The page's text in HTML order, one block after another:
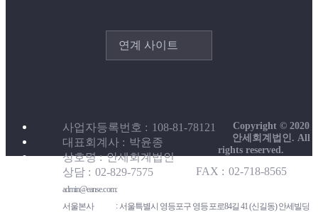
연계 사이트
사업자등록번호
108-81-78121
대표회계사
박윤종
상호명
안세회계법인
상담
02-829-7575 FAX 02-718-8565
admin@eanse.com
서울본사
서울특별시 영등포구 영등포로84길 41 (신길동) 안세빌딩
Copyright © 2020
안세회계법인. All
rights reserved.